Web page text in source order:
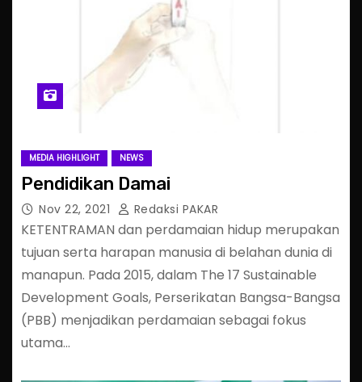
MEDIA HIGHLIGHT NEWS
Pendidikan Damai
Nov 22, 2021 Redaksi PAKAR
KETENTRAMAN dan perdamaian hidup merupakan
tujuan serta harapan manusia di belahan dunia di
manapun. Pada 2015, dalam The 17 Sustainable
Development Goals, Perserikatan Bangsa-Bangsa
(PBB) menjadikan perdamaian sebagai fokus
utama…